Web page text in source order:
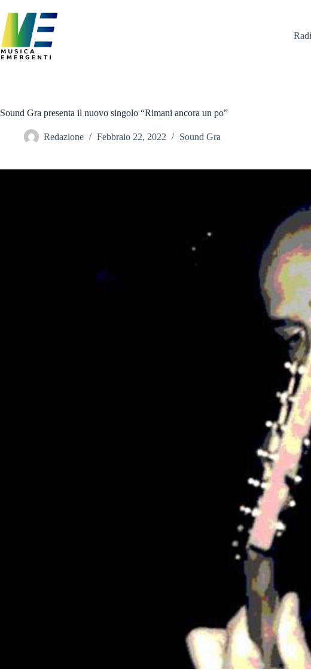
contenuto
Sound Gra presenta il nuovo singolo “Rimani ancora un po”
Redazione Febbraio 22, 2022 Sound Gra